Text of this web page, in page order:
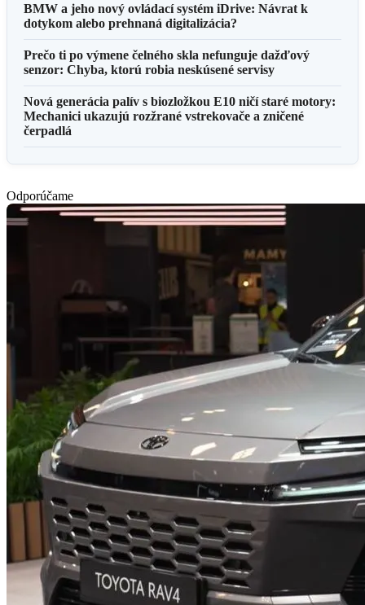
BMW a jeho nový ovládací systém iDrive: Návrat k
dotykom alebo prehnaná digitalizácia?
Prečo ti po výmene čelného skla nefunguje dažďový
senzor: Chyba, ktorú robia neskúsené servisy
Nová generácia palív s biozložkou E10 ničí staré motory:
Mechanici ukazujú rozžrané vstrekovače a zničené
čerpadlá
Odporúčame